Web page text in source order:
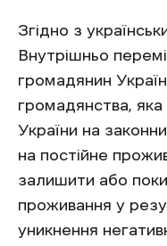
Згідно з
Внутрішньо
громадянин
громадянства, яка
України на
на постійне
залишити або
проживання у
уникнення